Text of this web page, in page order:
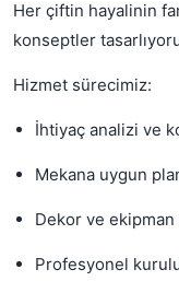
Her çiftin hayalinin
konseptler
Hizmet sürecimiz:
İhtiyaç analizi ve
Mekana uygun
Dekor ve
Profesyonel